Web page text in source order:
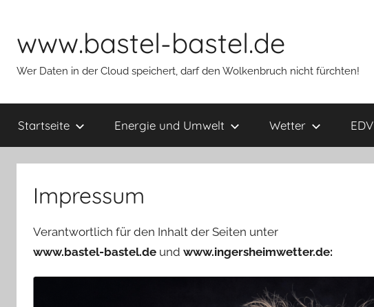
springen
www.bastel-bastel.de
Wer Daten in der Cloud speichert, darf den Wolkenbruch nicht fürchten!
Startseite Energie und Umwelt Wetter EDV
Impressum
Verantwortlich für den Inhalt der Seiten unter
www.bastel-bastel.de und www.ingersheimwetter.de: